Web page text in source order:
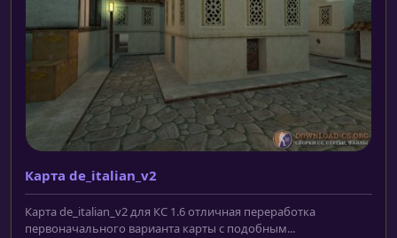
Карта de_italian_v2
Карта de_italian_v2 для КС 1.6 отличная переработка
первоначального варианта карты с подобным...